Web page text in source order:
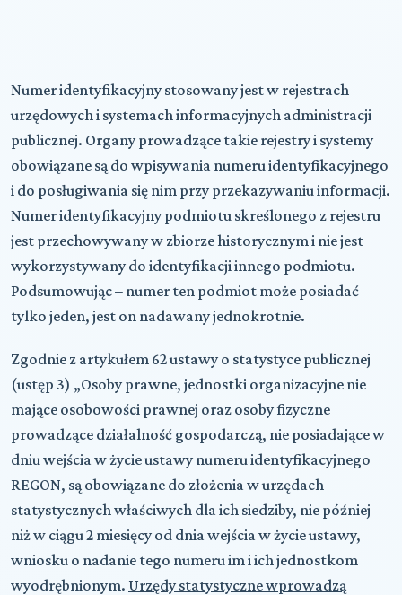
Numer identyfikacyjny stosowany jest w rejestrach
urzędowych i systemach informacyjnych administracji
publicznej. Organy prowadzące takie rejestry i systemy
obowiązane są do wpisywania numeru identyfikacyjnego
i do posługiwania się nim przy przekazywaniu informacji.
Numer identyfikacyjny podmiotu skreślonego z rejestru
jest przechowywany w zbiorze historycznym i nie jest
wykorzystywany do identyfikacji innego podmiotu.
Podsumowując – numer ten podmiot może posiadać
tylko jeden, jest on nadawany jednokrotnie.
Zgodnie z artykułem 62 ustawy o statystyce publicznej
(ustęp 3) „Osoby prawne, jednostki organizacyjne nie
mające osobowości prawnej oraz osoby fizyczne
prowadzące działalność gospodarczą, nie posiadające w
dniu wejścia w życie ustawy numeru identyfikacyjnego
REGON, są obowiązane do złożenia w urzędach
statystycznych właściwych dla ich siedziby, nie później
niż w ciągu 2 miesięcy od dnia wejścia w życie ustawy,
wniosku o nadanie tego numeru im i ich jednostkom
wyodrębnionym. Urzędy statystyczne wprowadzą